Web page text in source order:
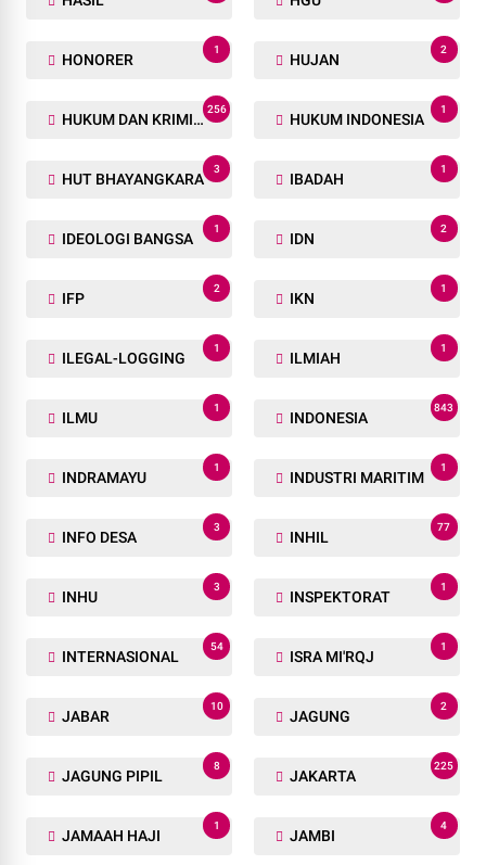
HONORER
1
HUJAN
2
HUKUM DAN KRIMINAL
256
HUKUM INDONESIA
1
HUT BHAYANGKARA
3
IBADAH
1
IDEOLOGI BANGSA
1
IDN
2
IFP
2
IKN
1
ILEGAL-LOGGING
1
ILMIAH
1
ILMU
1
INDONESIA
843
INDRAMAYU
1
INDUSTRI MARITIM
1
INFO DESA
3
INHIL
77
INHU
3
INSPEKTORAT
1
INTERNASIONAL
54
ISRA MI'RQJ
1
JABAR
10
JAGUNG
2
JAGUNG PIPIL
8
JAKARTA
225
JAMAAH HAJI
1
JAMBI
4